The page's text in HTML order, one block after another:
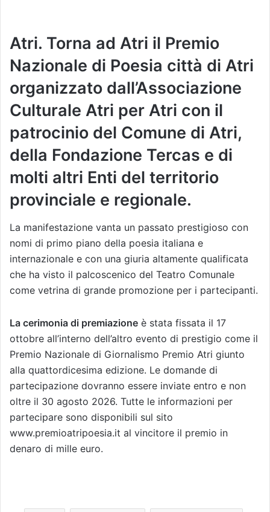
Atri. Torna ad Atri il Premio
Nazionale di Poesia città di Atri
organizzato dall’Associazione
Culturale Atri per Atri con il
patrocinio del Comune di Atri,
della Fondazione Tercas e di
molti altri Enti del territorio
provinciale e regionale.
La manifestazione vanta un passato prestigioso con
nomi di primo piano della poesia italiana e
internazionale e con una giuria altamente qualificata
che ha visto il palcoscenico del Teatro Comunale
come vetrina di grande promozione per i partecipanti.
La cerimonia di premiazione è stata fissata il 17
ottobre all’interno dell’altro evento di prestigio come il
Premio Nazionale di Giornalismo Premio Atri giunto
alla quattordicesima edizione. Le domande di
partecipazione dovranno essere inviate entro e non
oltre il 30 agosto 2026. Tutte le informazioni per
partecipare sono disponibili sul sito
www.premioatripoesia.it al vincitore il premio in
denaro di mille euro.